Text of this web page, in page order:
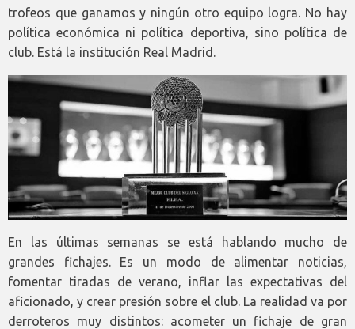
trofeos que ganamos y ningún otro equipo logra. No hay
política económica ni política deportiva, sino política de
club. Está la institución Real Madrid.
En las últimas semanas se está hablando mucho de
grandes fichajes. Es un modo de alimentar noticias,
fomentar tiradas de verano, inflar las expectativas del
aficionado, y crear presión sobre el club. La realidad va por
derroteros muy distintos: acometer un fichaje de gran